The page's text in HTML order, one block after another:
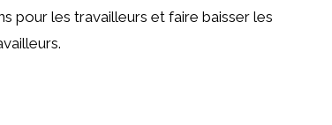
pour les travailleurs et faire baisser les